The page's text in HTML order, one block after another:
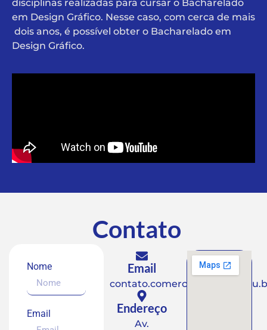
disciplinas realizadas para cursar o Bacharelado
em Design Gráfico. Nesse caso, com cerca de mais
dois anos, é possível obter o Bacharelado em
Design Gráfico.
Contato
Nome
Email
Email
Endereço
Av.